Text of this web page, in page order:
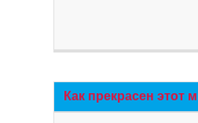
Как прекрасен этот